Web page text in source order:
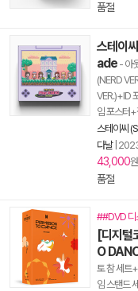
품절
스테이
ade - 아
(NERD
VER.)+ID
임 포스터
스테이씨
다날|
43,000
품절
##DVD 디
[디지털
O
토 참 세트
임 스탠드